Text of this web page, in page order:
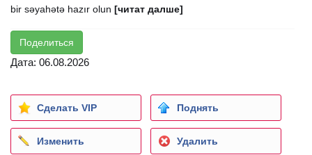
bir səyahətə hazır olun [читат далше]
Поделиться
Дата: 06.08.2026
Сделать VIP Поднять
Изменить Удалить